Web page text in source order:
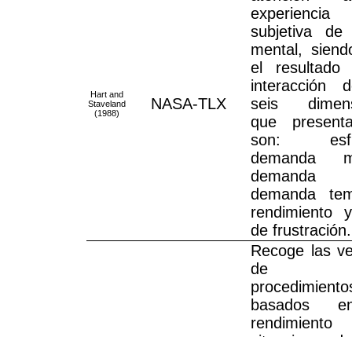
Hart and
Staveland
(1988)
NASA-TLX
experiencia
subjetiva de
mental,
el
interacción
seis
que
son:
demanda
demanda
demanda
rendimiento
de frustración.
Recoge las
de
basados